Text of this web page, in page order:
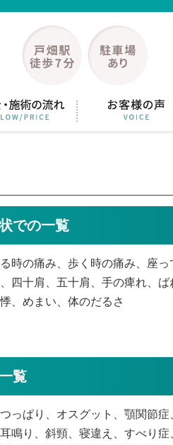
での一覧
時の痛み、歩く時の痛み、座
四十肩、五十肩、手の痺れ、
、めまい、体のだるさ
覧
っぱり、オスグット、顎関節
鳴り、斜頸、寝違え、すべり